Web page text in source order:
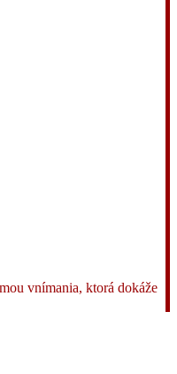
vnímania, ktorá dokáže